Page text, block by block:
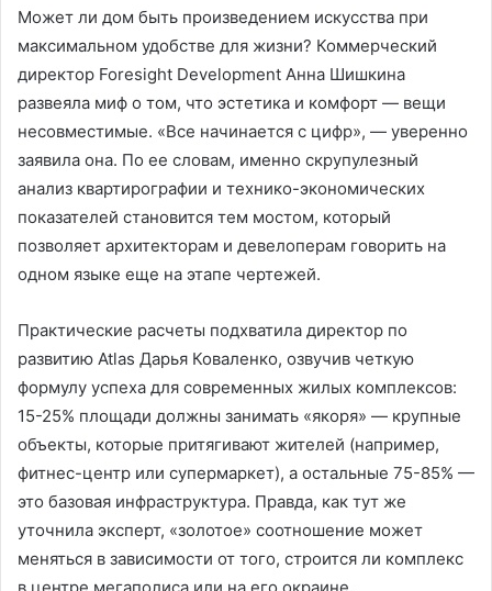
Может ли дом быть произведением искусства при
максимальном удобстве для жизни? Коммерческий
директор Foresight Development Анна Шишкина
развеяла миф о том, что эстетика и комфорт — вещи
несовместимые. «Все начинается с цифр», — уверенно
заявила она. По ее словам, именно скрупулезный
анализ квартирографии и технико-экономических
показателей становится тем мостом, который
позволяет архитекторам и девелоперам говорить на
одном языке еще на этапе чертежей.
Практические расчеты подхватила директор по
развитию Atlas Дарья Коваленко, озвучив четкую
формулу успеха для современных жилых комплексов:
15-25% площади должны занимать «якоря» — крупные
объекты, которые притягивают жителей (например,
фитнес-центр или супермаркет), а остальные 75-85% —
это базовая инфраструктура. Правда, как тут же
уточнила эксперт, «золотое» соотношение может
меняться в зависимости от того, строится ли комплекс